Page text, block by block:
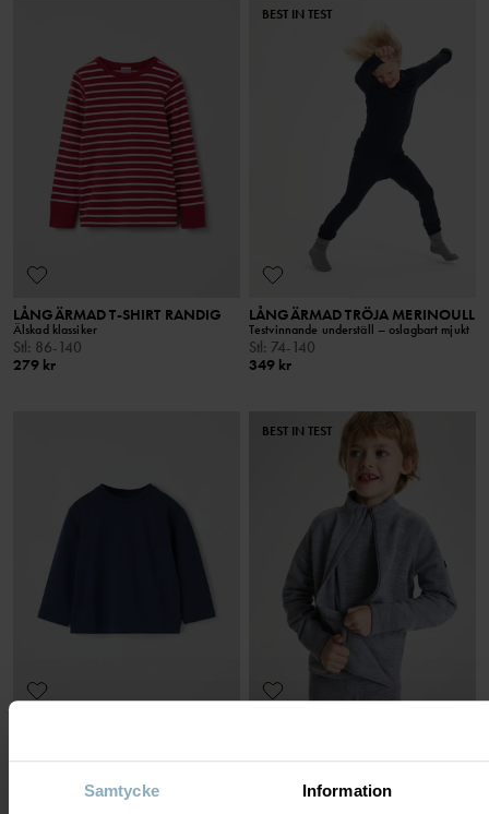
Samtycke Information
LÅNGÄRMAD T-SHIRT RANDIG
Älskad klassiker
Stl: 86-140
279 kr
BEST IN TEST
LÅNGÄRMAD TRÖJA MERINOULL
Testvinnande underställ – oslagbart mjukt
Stl: 74-140
349 kr
Stl:86-140
BEST IN TEST
Stl:74-140